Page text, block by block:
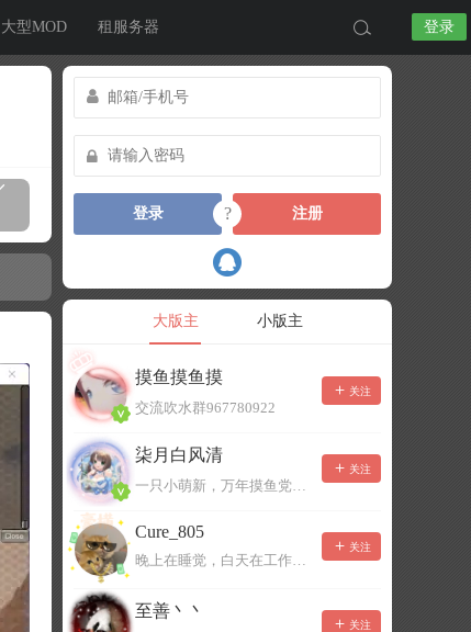
大型MOD 租服务器 登录
登录 ? 注册
大版主 小版主
摸鱼摸鱼摸
交流吹水群967780922
关注
柒月白风清
一只小萌新，万年摸鱼党！已经脱坑了。。。
关注
Cure_805
晚上在睡觉，白天在工作，不一定能及时回复，有事可以留言！
关注
至善丶丶
关注